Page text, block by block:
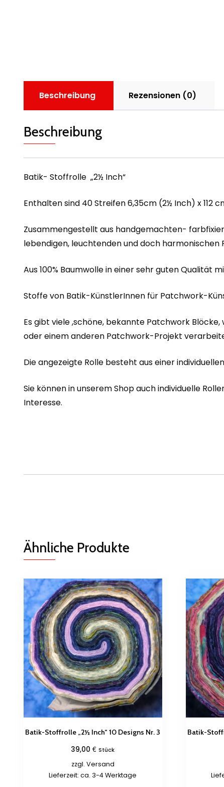
Beschreibung Rezensionen (0)
Beschreibung
Batik- Stoffrolle „2½ Inch“
Enthalten sind 40 Streifen 6,35cm (2½ Inch) x 112
Zusammengestellt aus handgemachten-
lebendigen, leuchtenden und doch
Aus 100% Baumwolle in einer sehr guten Qualität
Stoffe von Batik-KünstlerInnen für Patchwork-
Es gibt viele ,schöne, bekannte Patchwork
oder einem anderen Patchwork-Projekt
Die angezeigte Rolle besteht aus einer
Sie können in unserem Shop auch individuelle
Interesse.
Ähnliche Produkte
Batik-Stoffrolle „2½ Inch“ 10 Designs Nr. 3
39,00€ Stück
zzgl. Versand
Lieferzeit: ca. 3-4 Werktage
Batik-